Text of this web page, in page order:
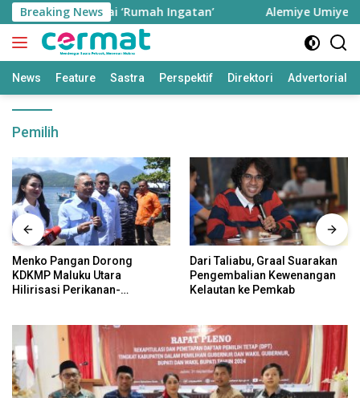
Langsung
ke
konten
Breaking News
sebagai ‘Rumah Ingatan’ Alemiye Umiye,
News Feature Sastra Perspektif Direktori Advertorial
Pemilih
Menko Pangan Dorong
KDKMP Maluku Utara
Hilirisasi Perikanan-
Dari Taliabu, Graal Suarakan
Pengembalian Kewenangan
Kelautan ke Pemkab